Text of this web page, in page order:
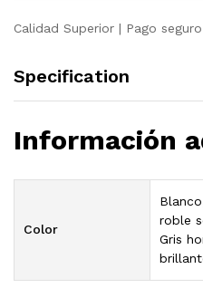
Calidad Superior | Pago
Specification
Información
Color
roble
Gris